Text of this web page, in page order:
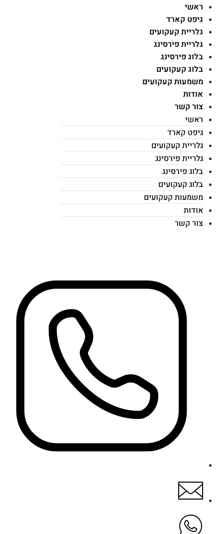
ראשי
גיפט קארד
גלריית קעקועים
גלריית פירסינג
בלוג פירסינג
בלוג קעקועים
משמעות קעקועים
אודות
צור קשר
ראשי
גיפט קארד
גלריית קעקועים
גלריית פירסינג
בלוג פירסינג
בלוג קעקועים
משמעות קעקועים
אודות
צור קשר